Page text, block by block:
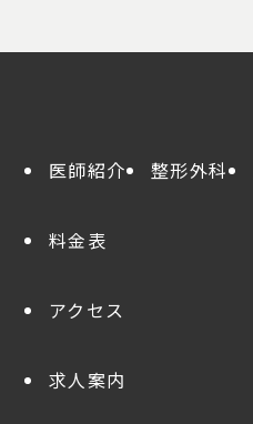
医師紹介
料金表
アクセス
求人案内
整形外科